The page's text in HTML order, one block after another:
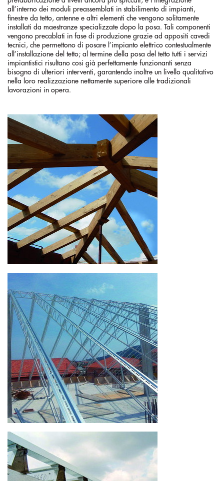
all’interno dei moduli preassemblati in stabilimento di impianti,
finestre da tetto, antenne e altri elementi che vengono solitamente
installati da maestranze specializzate dopo la posa. Tali componenti
vengono precablati in fase di produzione grazie ad appositi cavedi
tecnici, che permettono di posare l’impianto elettrico contestualmente
all’installazione del tetto; al termine della posa del tetto tutti i servizi
impiantistici risultano cosi già perfettamente funzionanti senza
bisogno di ulteriori interventi, garantendo inoltre un livello qualitativo
nella loro realizzazione nettamente superiore alle tradizionali
lavorazioni in opera.